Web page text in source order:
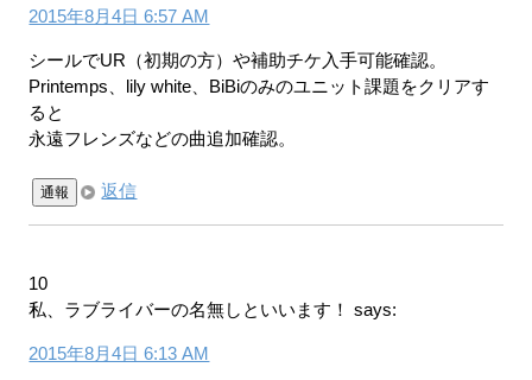
2015年8月4日 6:57 AM
シールでUR（初期の方）や補助チケ入手可能確認。
Printemps、lily white、BiBiのみのユニット課題をクリアす
ると
永遠フレンズなどの曲追加確認。
通報 返信
10
私、ラブライバーの名無しといいます！
says:
2015年8月4日 6:13 AM